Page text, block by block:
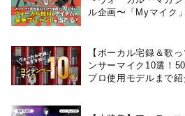
ル企画〜「Myマイク
【ボーカル宅録＆歌
ンサーマイク10選！
プロ使用モデルまで紹